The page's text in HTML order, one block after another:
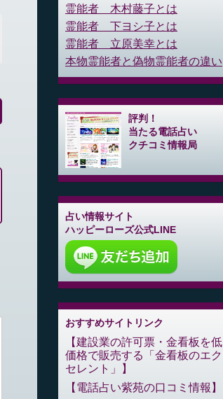
霊能者 木村藤子とは
霊能者 下ヨシ子とは
霊能者 立原美幸とは
本物霊能者と偽物霊能者の違い
評判！
当たる電話占い
クチコミ情報局
占い情報サイト
ハッピーローズ公式LINE
おすすめサイトリンク
建設業の許可票・金看板を低
価格で販売する「金看板のエク
セレント」
電話占い紫苑の口コミ情報